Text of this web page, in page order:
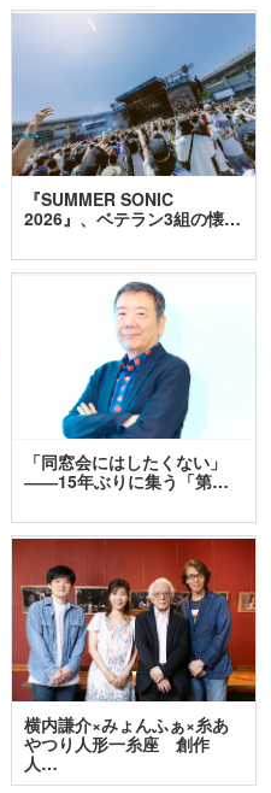
『SUMMER SONIC
2026』、ベテラン3組の懐…
「同窓会にはしたくない」
――15年ぶりに集う「第…
横内謙介×みょんふぁ×糸あ
やつり人形一糸座 創作
人…